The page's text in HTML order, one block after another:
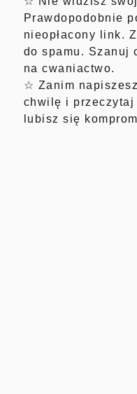
Prawdopodobnie
nieopłacony link.
do spamu. Szanuj
na cwaniactwo.
☆ Zanim
chwilę i przeczytaj
lubisz się